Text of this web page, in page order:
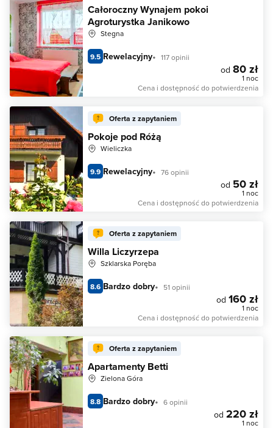
Całoroczny Wynajem pokoi
Agroturystka Janikowo
Stegna
9.5 Rewelacyjny 117 opinii
od 80 zł
1 noc
Cena i dostępność do potwierdzenia
Oferta z zapytaniem
Pokoje pod Różą
Wieliczka
9.9 Rewelacyjny 76 opinii
od 50 zł
1 noc
Cena i dostępność do potwierdzenia
Oferta z zapytaniem
Willa Liczyrzepa
Szklarska Poręba
8.6 Bardzo dobry 51 opinii
od 160 zł
1 noc
Cena i dostępność do potwierdzenia
Oferta z zapytaniem
Apartamenty Betti
Zielona Góra
8.8 Bardzo dobry 6 opinii
od 220 zł
1 noc